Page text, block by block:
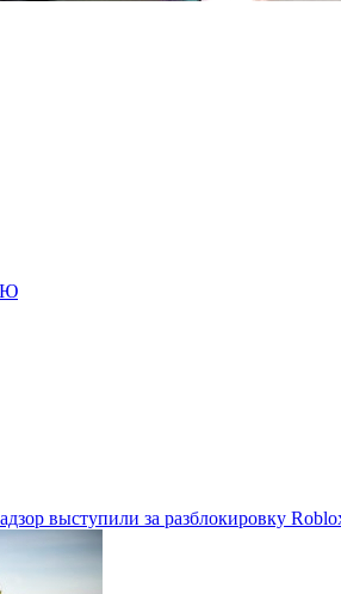
выступили за разблокировку